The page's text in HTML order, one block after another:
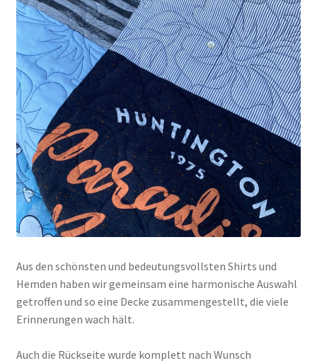
Aus den schönsten und bedeutungsvollsten Shirts und
Hemden haben wir gemeinsam eine harmonische Auswahl
getroffen und so eine Decke zusammengestellt, die viele
Erinnerungen wach hält.
Auch die Rückseite wurde komplett nach Wunsch